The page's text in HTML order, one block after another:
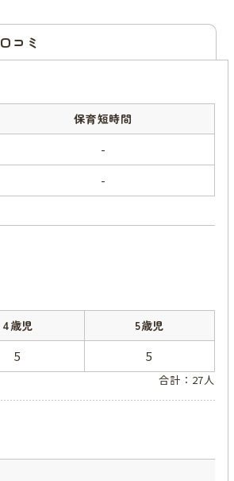
口コミ
保育短時間
-
-
4歳児 5歳児
5 5
合計：27人